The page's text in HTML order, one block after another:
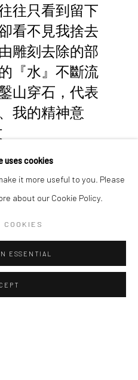
往只看到留下
看不見我捨去
雕刻去除的部
『水』不斷流
山穿石，代表
我的精神意
宗炳，意指以淡泊空明的心境
思想箇中之趣味，將造字法中
材料進行造型，以「山水」為
uses cookies
it more useful to you. Please
about our Cookie Policy.
COOKIES
ESSENTIAL